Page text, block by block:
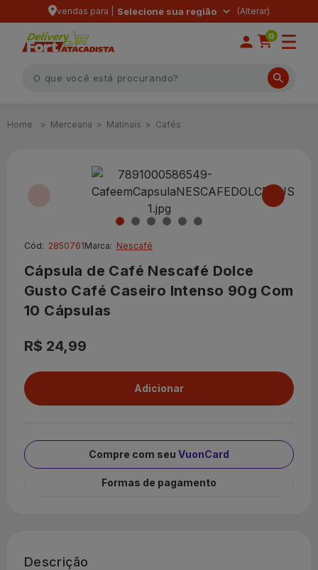
vendas para | Selecione sua região
0
Mercearia Matinais Cafés
Cód: 2850761Marca: Nescafé
Cápsula de Café Nescafé Dolce
Gusto Café Caseiro Intenso 90g Com
10 Cápsulas
R$ 24,99
Compre com seu VuonCard
Formas de pagamento
Descrição